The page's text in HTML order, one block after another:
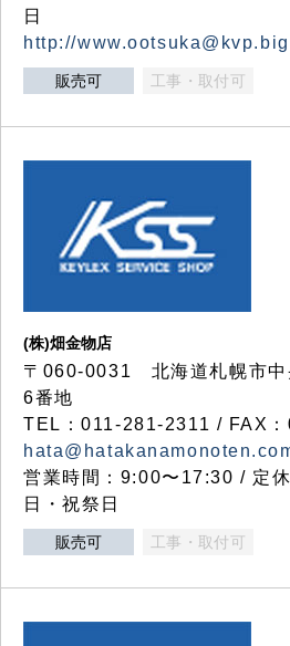
日
http://
販売可 工事・取付可
(株)畑金物店
〒060-0031 北海道札幌市中
6番地
TEL：011-281-2311 / FAX
営業時間：9:00〜17:30 / 定
日・祝祭日
販売可 工事・取付可